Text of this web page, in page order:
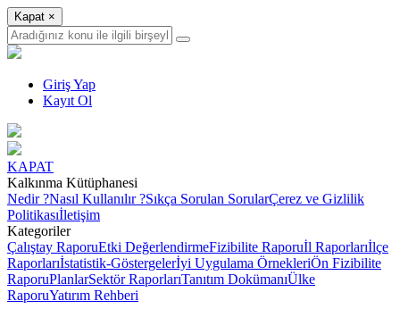
Kapat ×
Giriş Yap
Kayıt Ol
KAPAT
Kalkınma Kütüphanesi
Nedir ?Nasıl Kullanılır ?Sıkça Sorulan SorularÇerez ve Gizlilik
Politikasıİletişim
Kategoriler
Çalıştay RaporuEtki DeğerlendirmeFizibilite Raporuİl Raporlarıİlçe
Raporlarıİstatistik-Göstergelerİyi Uygulama ÖrnekleriÖn Fizibilite
RaporuPlanlarSektör RaporlarıTanıtım DokümanıÜlke
RaporuYatırım Rehberi